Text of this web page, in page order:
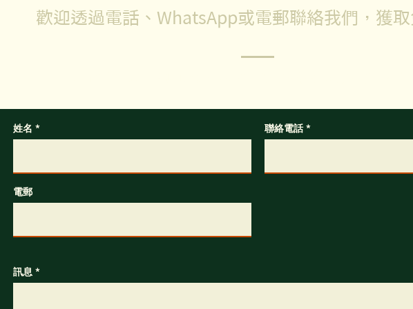
歡迎透過電話、WhatsApp或電郵聯絡我們，獲
姓名 聯絡電話
電郵
訊息